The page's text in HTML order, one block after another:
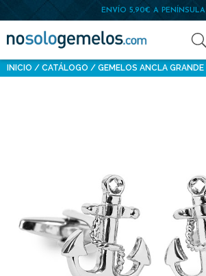
ENVÍO 5,90€ A PENÍNSULA
INICIO CATÁLOGO GEMELOS ANCLA GRANDE